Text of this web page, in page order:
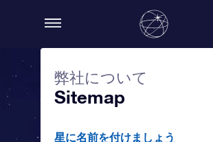
弊社について
Sitemap
星に名前を付けましょう